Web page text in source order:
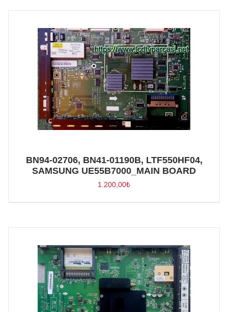
BN94-02706, BN41-01190B, LTF550HF04,
SAMSUNG UE55B7000_MAIN BOARD
1.200,00₺